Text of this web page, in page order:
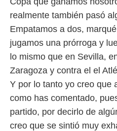
realmente también pasó
Empatamos a dos,
jugamos una prórroga y
lo mismo que en Sevilla,
Zaragoza y contra el el
Y por lo tanto yo creo que
como has comentado,
partido, por decirlo de
creo que se sintió muy